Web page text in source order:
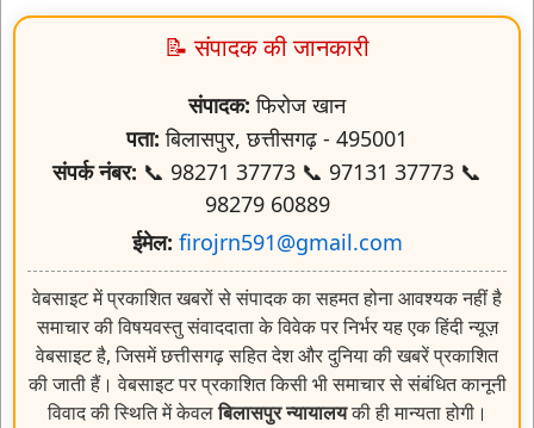
📝 संपादक की जानकारी
संपादक: फिरोज खान
पता: बिलासपुर, छत्तीसगढ़ - 495001
संपर्क नंबर: 📞 98271 37773 📞 97131 37773 📞
98279 60889
ईमेल: firojrn591@gmail.com
वेबसाइट में प्रकाशित खबरों से संपादक का सहमत होना आवश्यक नहीं है
समाचार की विषयवस्तु संवाददाता के विवेक पर निर्भर यह एक हिंदी न्यूज़
वेबसाइट है, जिसमें छत्तीसगढ़ सहित देश और दुनिया की खबरें प्रकाशित
की जाती हैं। वेबसाइट पर प्रकाशित किसी भी समाचार से संबंधित कानूनी
विवाद की स्थिति में केवलबिलासपुर न्यायालयकी ही मान्यता होगी।